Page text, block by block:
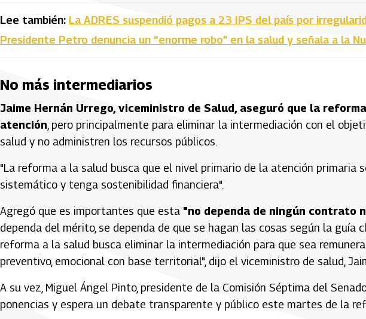
Lee también: La ADRES suspendió pagos a 23 IPS del país por
Presidente Petro denuncia un “enorme robo” en la salud y señala a la
No más intermediarios
Jaime Hernán Urrego, viceministro de Salud, aseguró que la
atención , pero principalmente para eliminar la intermediación con el
salud y no administren los recursos públicos.
"La reforma a la salud busca que el nivel primario de la atención primaria
sistemático y tenga sostenibilidad financiera".
Agregó que es importantes que esta "no dependa de ningún contrato
dependa del mérito, se dependa de que se hagan las cosas según la guía
reforma a la salud busca eliminar la intermediación para que sea
preventivo, emocional con base territorial", dijo el viceministro de salud,
A su vez, Miguel Ángel Pinto, presidente de la Comisión Séptima del
ponencias y espera un debate transparente y público este martes de la